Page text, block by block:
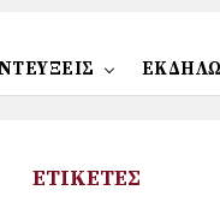
ΕΤΙΚΕΤΕΣ